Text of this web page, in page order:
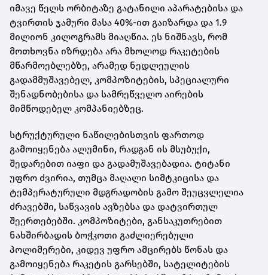
იმავე წელს ორბიტაზე გატანილი აპარატებისა და
ტვირთის ჯამური მასა 40%-ით გაიზარდა და 1.9
მილიონ კილოგრამს მიაღწია. ეს ნიშნავს, რომ
მოთხოვნა იზრდება არა მხოლოდ რაკეტების
მწარმოებლებზე, არამედ ნედლეულის
გადამმუშავებელ, კომპოზიტების, სპეციალური
შენადნობებისა და სამრეწველო აირების
მიმწოდებელ კომპანიებზეც.
სტრუქტურული ნაწილებისთვის ფართოდ
გამოიყენება ალუმინი, რადგან ის მსუბუქი,
შედარებით იაფი და გადამუშავებადია. ტიტანი
უფრო ძვირია, თუმცა მაღალი სიმტკიცისა და
ტემპერატურული მდგრადობის გამო შეუცვლელია
ძრავებში, საწვავის ავზებსა და დატვირთულ
შეერთებებში. კომპოზიტები, განსაკუთრებით
ნახშირბადის ბოჭკოთი გაძლიერებული
პოლიმერები, კიდევ უფრო ამცირებს წონას და
გამოიყენება რაკეტის გარსებში, სატელიტების